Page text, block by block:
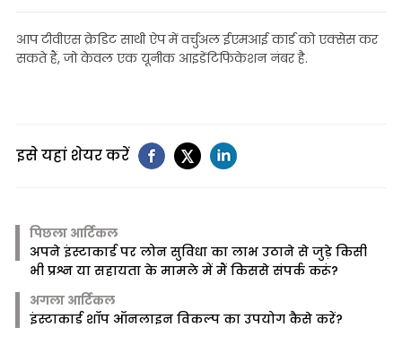
आप टीवीएस क्रेडिट साथी ऐप में वर्चुअल ईएमआई कार्ड को एक्सेस कर
सकते हैं, जो केवल एक यूनीक आइडेंटिफिकेशन नंबर है.
इसे यहां शेयर करें
पिछला आर्टिकल
अपने इंस्टाकार्ड पर लोन सुविधा का लाभ उठाने से जुड़े किसी
भी प्रश्न या सहायता के मामले में मैं किससे संपर्क करूं?
अगला आर्टिकल
इंस्टाकार्ड शॉप ऑनलाइन विकल्प का उपयोग कैसे करें?